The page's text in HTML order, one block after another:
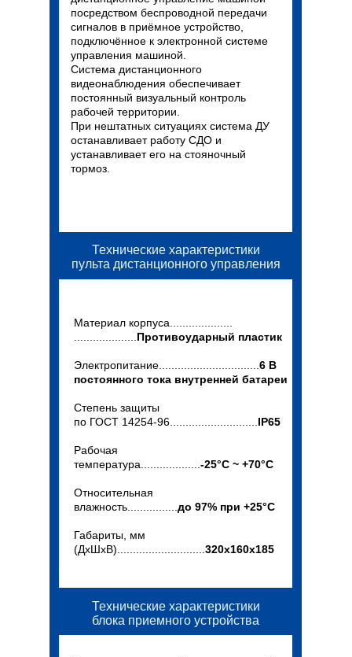
посредством беспроводной передачи
сигналов в приёмное устройство,
подключённое к электронной системе
управления машиной.
Система дистанционного
видеонаблюдения обеспечивает
постоянный визуальный контроль
рабочей территории.
При нештатных ситуациях система ДУ
останавливает работу СДО и
устанавливает его на стояночный
тормоз.
Материал корпуса....................
Противоударный пластик
Электропитание................................ 6 В
постоянного тока внутренней батареи
Степень защиты
по ГОСТ 14254-96............................ IP65
Рабочая
температура................... -25°C ~ +70°C
Относительная
влажность................ до 97% при +25°C
Габариты, мм
(ДхШхВ)............................ 320х160х185
Технические характеристики
пульта дистанционного управления
Технические характеристики
блока приемного устройства